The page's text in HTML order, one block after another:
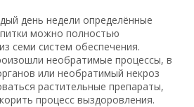
день недели определённые
можно полностью
семи систем обеспечения.
необратимые процессы, в
или необратимый некроз
растительные препараты,
процесс выздоровления.